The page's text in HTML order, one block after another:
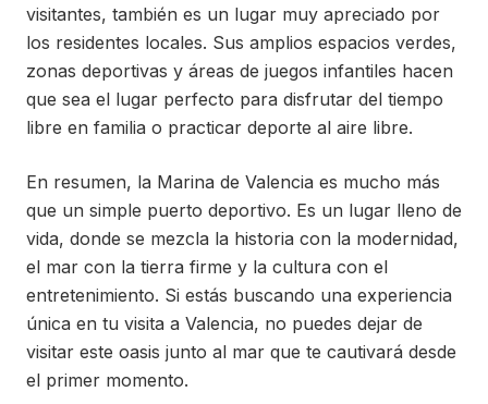
visitantes, también es un lugar muy apreciado por
los residentes locales. Sus amplios espacios verdes,
zonas deportivas y áreas de juegos infantiles hacen
que sea el lugar perfecto para disfrutar del tiempo
libre en familia o practicar deporte al aire libre.
En resumen, la Marina de Valencia es mucho más
que un simple puerto deportivo. Es un lugar lleno de
vida, donde se mezcla la historia con la modernidad,
el mar con la tierra firme y la cultura con el
entretenimiento. Si estás buscando una experiencia
única en tu visita a Valencia, no puedes dejar de
visitar este oasis junto al mar que te cautivará desde
el primer momento.